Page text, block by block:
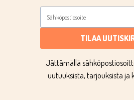
TILAA
Jättämällä
uutuuksista, tarjouksista ja